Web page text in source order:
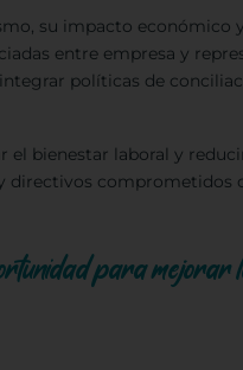
su impacto económico y
entre empresa y
políticas de
bienestar laboral y
directivos comprometidos
para mejorar